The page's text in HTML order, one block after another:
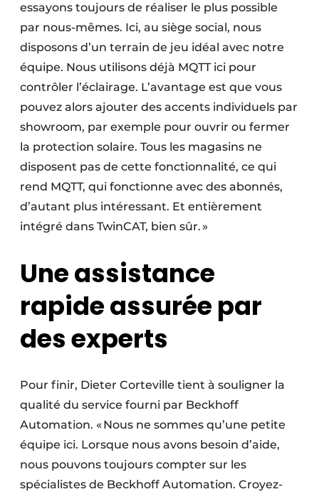
essayons toujours de réaliser le plus possible
par nous-mêmes. Ici, au siège social, nous
disposons d’un terrain de jeu idéal avec notre
équipe. Nous utilisons déjà MQTT ici pour
contrôler l’éclairage. L’avantage est que vous
pouvez alors ajouter des accents individuels par
showroom, par exemple pour ouvrir ou fermer
la protection solaire. Tous les magasins ne
disposent pas de cette fonctionnalité, ce qui
rend MQTT, qui fonctionne avec des abonnés,
d’autant plus intéressant. Et entièrement
intégré dans TwinCAT, bien sûr. »
Une assistance
rapide assurée par
des experts
Pour finir, Dieter Corteville tient à souligner la
qualité du service fourni par Beckhoff
Automation. « Nous ne sommes qu’une petite
équipe ici. Lorsque nous avons besoin d’aide,
nous pouvons toujours compter sur les
spécialistes de Beckhoff Automation. Croyez-